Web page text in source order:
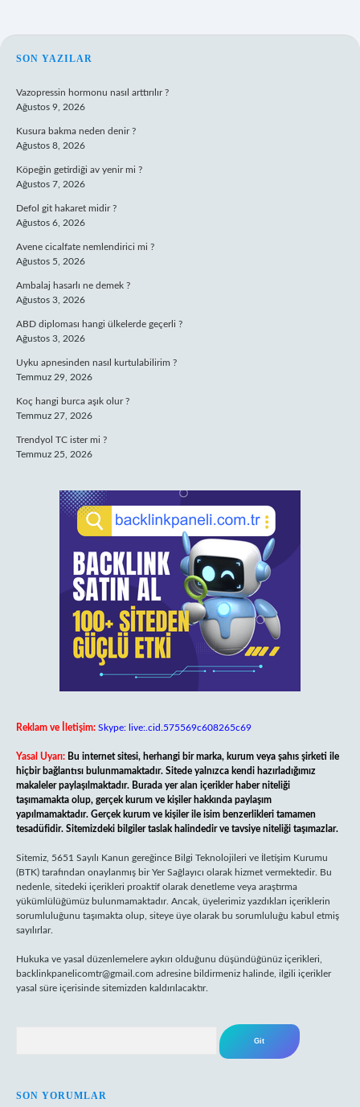
SIDEBAR
SON YAZILAR
Vazopressin hormonu nasıl arttırılır ?
Ağustos 9, 2026
Kusura bakma neden denir ?
Ağustos 8, 2026
Köpeğin getirdiği av yenir mi ?
Ağustos 7, 2026
Defol git hakaret midir ?
Ağustos 6, 2026
Avene cicalfate nemlendirici mi ?
Ağustos 5, 2026
Ambalaj hasarlı ne demek ?
Ağustos 3, 2026
ABD diploması hangi ülkelerde geçerli ?
Ağustos 3, 2026
Uyku apnesinden nasıl kurtulabilirim ?
Temmuz 29, 2026
Koç hangi burca aşık olur ?
Temmuz 27, 2026
Trendyol TC ister mi ?
Temmuz 25, 2026
Reklam ve İletişim: Skype: live:.cid.575569c608265c69
Yasal Uyarı: Bu internet sitesi, herhangi bir marka, kurum veya şahıs şirketi ile
hiçbir bağlantısı bulunmamaktadır. Sitede yalnızca kendi hazırladığımız
makaleler paylaşılmaktadır. Burada yer alan içerikler haber niteliği
taşımamakta olup, gerçek kurum ve kişiler hakkında paylaşım
yapılmamaktadır. Gerçek kurum ve kişiler ile isim benzerlikleri tamamen
tesadüfidir. Sitemizdeki bilgiler taslak halindedir ve tavsiye niteliği taşımazlar.
Sitemiz, 5651 Sayılı Kanun gereğince Bilgi Teknolojileri ve İletişim Kurumu
(BTK) tarafından onaylanmış bir Yer Sağlayıcı olarak hizmet vermektedir. Bu
nedenle, sitedeki içerikleri proaktif olarak denetleme veya araştırma
yükümlülüğümüz bulunmamaktadır. Ancak, üyelerimiz yazdıkları içeriklerin
sorumluluğunu taşımakta olup, siteye üye olarak bu sorumluluğu kabul etmiş
sayılırlar.
Hukuka ve yasal düzenlemelere aykırı olduğunu düşündüğünüz içerikleri,
backlinkpanelicomtr@gmail.com adresine bildirmeniz halinde, ilgili içerikler
yasal süre içerisinde sitemizden kaldırılacaktır.
SON YORUMLAR